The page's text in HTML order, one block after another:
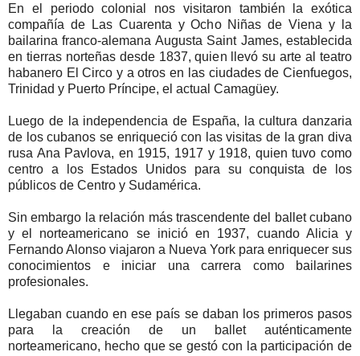
En el periodo colonial nos visitaron también la exótica
compañía de Las Cuarenta y Ocho Niñas de Viena y la
bailarina franco-alemana Augusta Saint James, establecida
en tierras norteñas desde 1837, quien llevó su arte al teatro
habanero El Circo y a otros en las ciudades de Cienfuegos,
Trinidad y Puerto Príncipe, el actual Camagüey.
Luego de la independencia de España, la cultura danzaria
de los cubanos se enriqueció con las visitas de la gran diva
rusa Ana Pavlova, en 1915, 1917 y 1918, quien tuvo como
centro a los Estados Unidos para su conquista de los
públicos de Centro y Sudamérica.
Sin embargo la relación más trascendente del ballet cubano
y el norteamericano se inició en 1937, cuando Alicia y
Fernando Alonso viajaron a Nueva York para enriquecer sus
conocimientos e iniciar una carrera como bailarines
profesionales.
Llegaban cuando en ese país se daban los primeros pasos
para la creación de un ballet auténticamente
norteamericano, hecho que se gestó con la participación de